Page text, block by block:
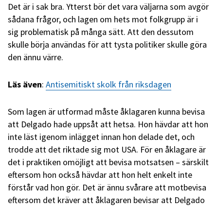
Det är i sak bra. Ytterst bör det vara väljarna som avgör
sådana frågor, och lagen om hets mot folkgrupp är i
sig problematisk på många sätt. Att den dessutom
skulle börja användas för att tysta politiker skulle göra
den ännu värre.
Läs även: Antisemitiskt skolk från riksdagen
Som lagen är utformad måste åklagaren kunna bevisa
att Delgado hade uppsåt att hetsa. Hon hävdar att hon
inte läst igenom inlägget innan hon delade det, och
trodde att det riktade sig mot USA. För en åklagare är
det i praktiken omöjligt att bevisa motsatsen – särskilt
eftersom hon också hävdar att hon helt enkelt inte
förstår vad hon gör. Det är ännu svårare att motbevisa
eftersom det kräver att åklagaren bevisar att Delgado